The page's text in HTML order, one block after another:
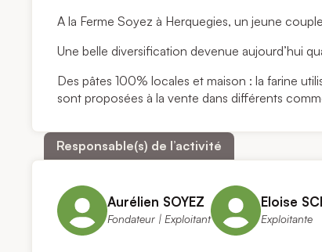
A la Ferme Soyez à Herquegies, un jeune
Une belle diversification devenue aujourd’hui
Des pâtes 100% locales et maison : la farine
sont proposées à la vente dans différents
Responsable(s) de l’activité
Aurélien SOYEZ
Fondateur | Exploitant
Eloise
Exploitante